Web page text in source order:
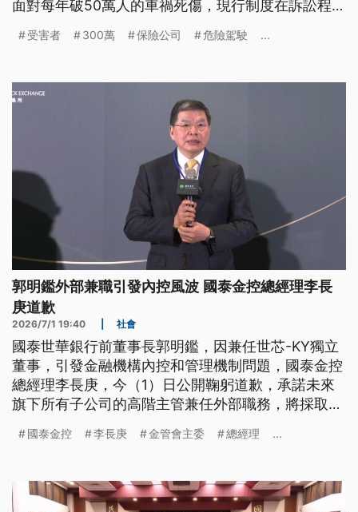
面對每年破50萬人的車禍死傷，現行制度在訴訟程序
大違規加費與追償範圍以導正行為，成為深化改革的
受害者 300萬 保險公司 危險駕駛 ...
郭明鑑外部兼職引發內控風波 國泰金控總經理李長
庚道歉
2026/7/1 19:40 社會
國泰世華銀行前董事長郭明鑑，因兼任世芯-KY獨立
董事，引發金融機構內控和管理機制問題，國泰金控
總經理李長庚，今（1）日公開鞠躬道歉，承諾未來
旗下所有子公司的高階主管兼任外部職務，將採取
會，碰到國泰金控獨董是老長官疑似輕忽，金管會主
國泰金控 李長庚 金管會主委 總經理 ...